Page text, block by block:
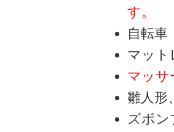
す。
自転車
マット
マッサ
雛人形
ズボン